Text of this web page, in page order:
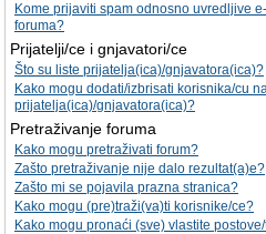
Kome prijaviti spam odnosno uvredljive
foruma?
Prijatelji/ce i gnjavatori/ce
Što su liste prijatelja(ica)/gnjavatora(ica)?
Kako mogu dodati/izbrisati korisnika/cu
prijatelja(ica)/gnjavatora(ica)?
Pretraživanje foruma
Kako mogu pretraživati forum?
Zašto pretraživanje nije dalo rezultat(a)e?
Zašto mi se pojavila prazna stranica?
Kako mogu (pre)traži(va)ti korisnike/ce?
Kako mogu pronaći (sve) vlastite